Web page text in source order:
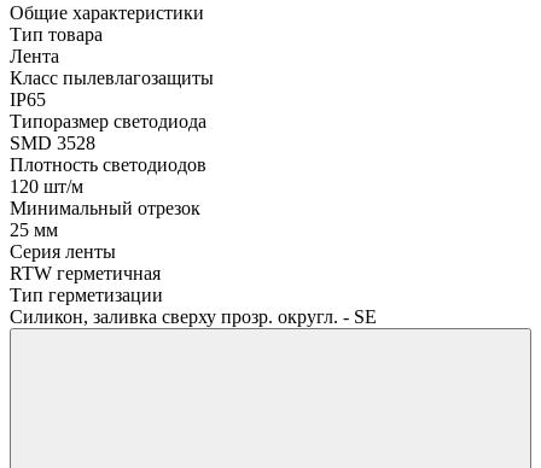
Общие характеристики
Тип товара
Лента
Класс пылевлагозащиты
IP65
Типоразмер светодиода
SMD 3528
Плотность светодиодов
120 шт/м
Минимальный отрезок
25 мм
Серия ленты
RTW герметичная
Тип герметизации
Силикон, заливка сверху прозр. округл. - SE